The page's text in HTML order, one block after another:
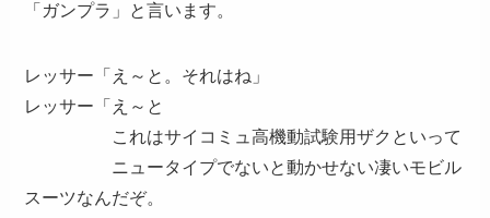
「ガンプラ」と言います。
レッサー「え～と。それはね」
レッサー「え～と
これはサイコミュ高機動試験用ザクといって
ニュータイプでないと動かせない凄いモビル
スーツなんだぞ。